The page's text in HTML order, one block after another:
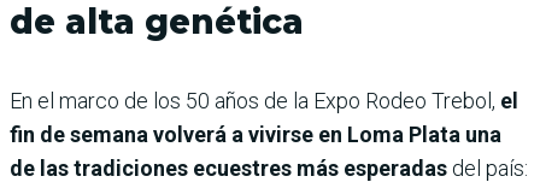
de alta genética
En el marco de los 50 años de la Expo Rodeo Trebol, el
fin de semana volverá a vivirse en Loma Plata una
de las tradiciones ecuestres más esperadas del país: